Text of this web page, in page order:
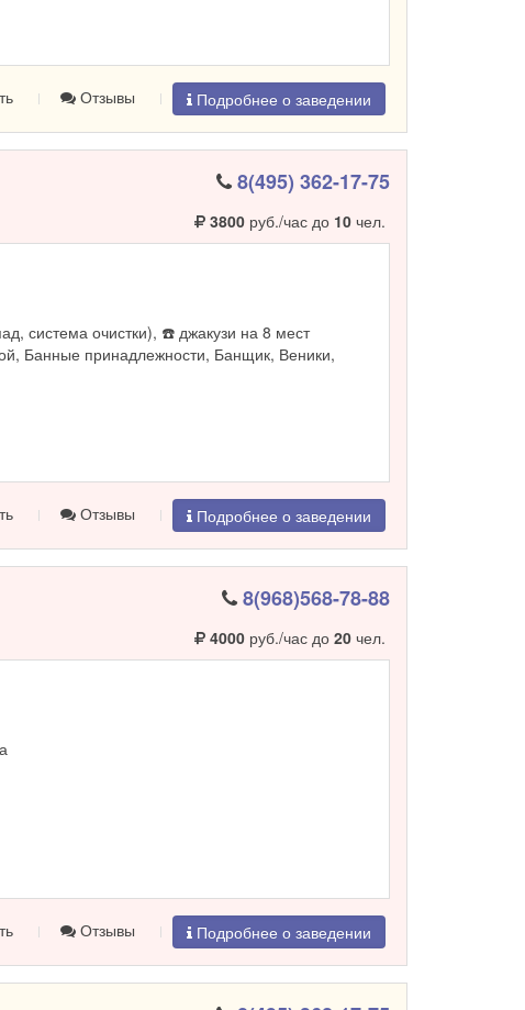
Отзывы Подробнее о заведении
8(495) 362-17-75
3800руб./час до 10чел.
система очистки), ☎️ джакузи на 8 мест
Банные принадлежности, Банщик, Веники,
Отзывы Подробнее о заведении
8(968)568-78-88
4000руб./час до 20чел.
Отзывы Подробнее о заведении